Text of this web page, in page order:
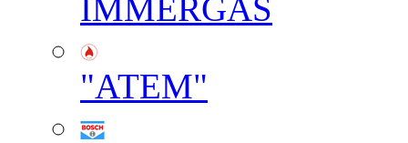
IMMERGAS
"АТЕМ"